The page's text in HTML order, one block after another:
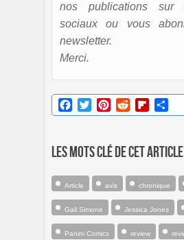
nos publications sur
sociaux ou vous
newsletter.
Merci.
Facebook
TwitterPinterestReddit
Les mots clé de cet article
Article avis chronique
Gail Simone Jessica Jones
Panini Comics review